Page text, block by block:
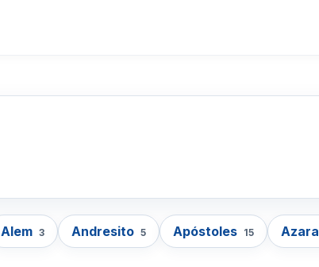
Alem 3 Andresito 5 Apóstoles 15 Azara